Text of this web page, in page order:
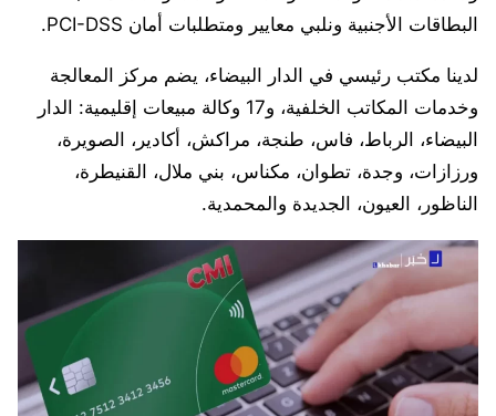
البطاقات الأجنبية ونلبي معايير ومتطلبات أمان PCI-DSS.
لدينا مكتب رئيسي في الدار البيضاء، يضم مركز المعالجة
وخدمات المكاتب الخلفية، و17 وكالة مبيعات إقليمية: الدار
البيضاء، الرباط، فاس، طنجة، مراكش، أكادير، الصويرة،
ورزازات، وجدة، تطوان، مكناس، بني ملال، القنيطرة،
الناظور، العيون، الجديدة والمحمدية.